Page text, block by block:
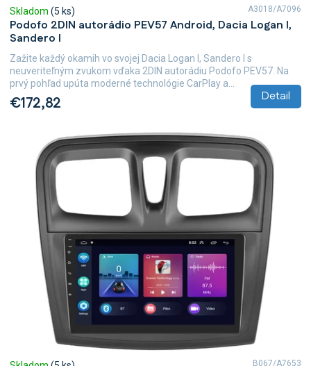
Podofo 2DIN autorádio PEV57 Android, Dacia Logan I,
Sandero I
Skladom (5 ks)
€172,82 Detail
Zažite každý okamih vo svojej Dacia Logan I, Sandero I s
neuveriteľným zvukom vďaka 2DIN autorádiu Podofo PEV57. Na
prvý pohľad upúta moderné technológie CarPlay a...
A3018/A7096
B067/A7653